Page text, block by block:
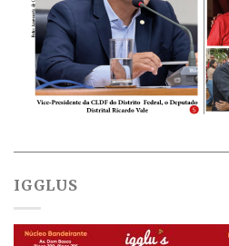
IGGLUS